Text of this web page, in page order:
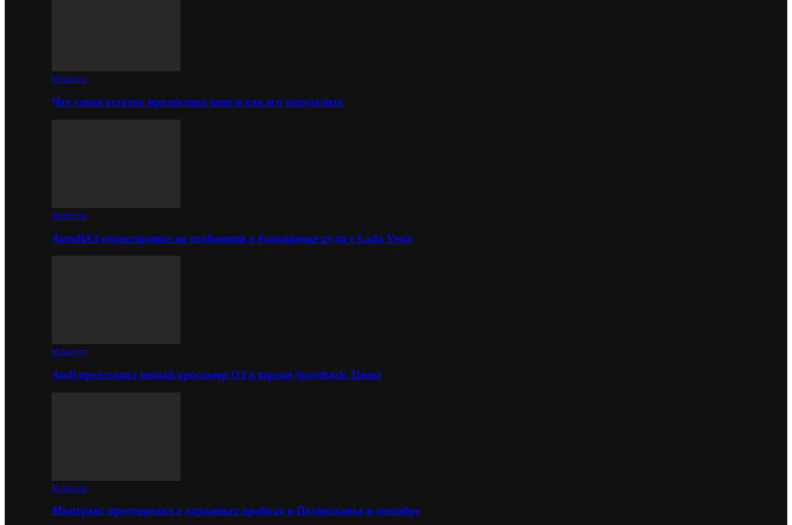
Новости
Что такое остаток протектора шин и как его определить
Новости
АвтоВАЗ отреагировал на сообщения о блокировке руля у Lada Vesta
Новости
Audi представил новый кроссовер Q3 в версии Sportback. Цены
Новости
Минтранс предупредил о дорожных пробках в Подмосковье в сентябре